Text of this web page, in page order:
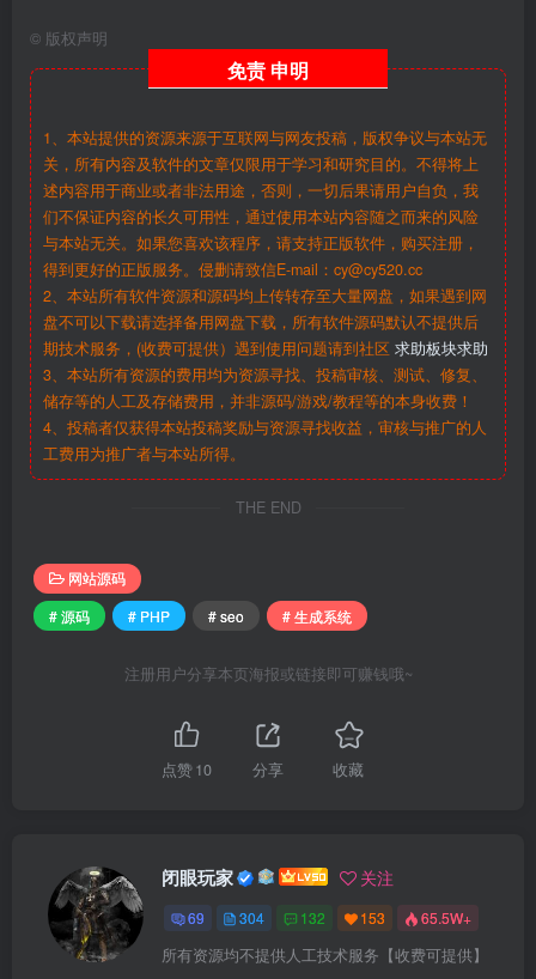
© 版权声明
免责 申明
1、本站提供的资源来源于互联网与网友投稿，版权争议与本站无
关，所有内容及软件的文章仅限用于学习和研究目的。不得将上
述内容用于商业或者非法用途，否则，一切后果请用户自负，我
们不保证内容的长久可用性，通过使用本站内容随之而来的风险
与本站无关。如果您喜欢该程序，请支持正版软件，购买注册，
得到更好的正版服务。侵删请致信E-mail：cy@cy520.cc
2、本站所有软件资源和源码均上传转存至大量网盘，如果遇到网
盘不可以下载请选择备用网盘下载，所有软件源码默认不提供后
期技术服务，(收费可提供）遇到使用问题请到社区 求助板块求助
3、本站所有资源的费用均为资源寻找、投稿审核、测试、修复、
储存等的人工及存储费用，并非源码/游戏/教程等的本身收费！
4、投稿者仅获得本站投稿奖励与资源寻找收益，审核与推广的人
工费用为推广者与本站所得。
THE END
网站源码
# 源码
# PHP # seo # 生成系统
注册用户分享本页海报或链接即可赚钱哦~
点赞10 分享 收藏
闭眼玩家 关注
69 304 132 153 65.5W+
所有资源均不提供人工技术服务【收费可提供】